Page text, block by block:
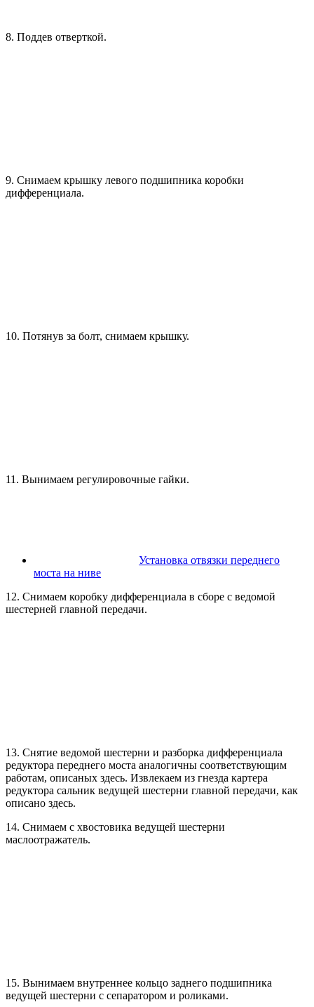
8. Поддев отверткой.
9. Снимаем крышку левого подшипника коробки
дифференциала.
10. Потянув за болт, снимаем крышку.
11. Вынимаем регулировочные гайки.
Установка отвязки переднего
моста на ниве
12. Снимаем коробку дифференциала в сборе с ведомой
шестерней главной передачи.
13. Снятие ведомой шестерни и разборка дифференциала
редуктора переднего моста аналогичны соответствующим
работам, описаных здесь. Извлекаем из гнезда картера
редуктора сальник ведущей шестерни главной передачи, как
описано здесь.
14. Снимаем с хвостовика ведущей шестерни
маслоотражатель.
15. Вынимаем внутреннее кольцо заднего подшипника
ведущей шестерни с сепаратором и роликами.